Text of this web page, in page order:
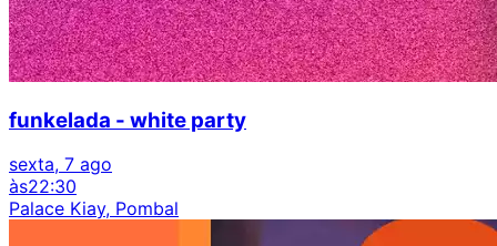
funkelada - white party
sexta, 7 ago
às22:30
Palace Kiay, Pombal